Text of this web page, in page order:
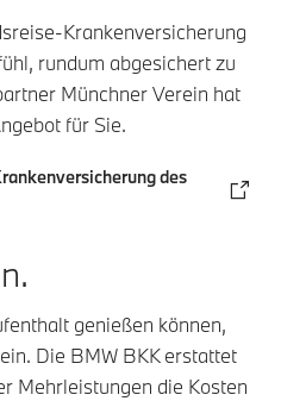
Krankenversicherung
rundum abgesichert zu
Münchner Verein hat
für Sie.
des
genießen können,
Die BMW BKK erstattet
Mehrleistungen die Kosten